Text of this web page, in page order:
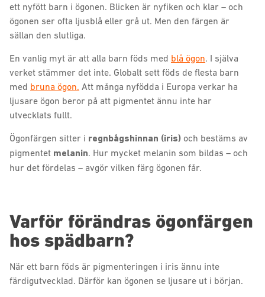
ett nyfött barn i ögonen. Blicken är nyfiken och klar – och
ögonen ser ofta ljusblå eller grå ut. Men den färgen är
sällan den slutliga.
En vanlig myt är att alla barn föds med blå ögon. I själva
verket stämmer det inte. Globalt sett föds de flesta barn
med bruna ögon. Att många nyfödda i Europa verkar ha
ljusare ögon beror på att pigmentet ännu inte har
utvecklats fullt.
Ögonfärgen sitter i regnbågshinnan (iris) och bestäms av
pigmentet melanin. Hur mycket melanin som bildas – och
hur det fördelas – avgör vilken färg ögonen får.
Varför förändras ögonfärgen
hos spädbarn?
När ett barn föds är pigmenteringen i iris ännu inte
färdigutvecklad. Därför kan ögonen se ljusare ut i början.